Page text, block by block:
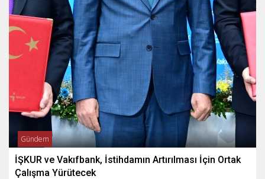
Gündem
İŞKUR ve Vakıfbank, İstihdamın Artırılması İçin Ortak
Çalışma Yürütecek